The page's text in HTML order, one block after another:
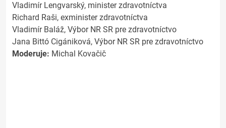
Vladimír Lengvarský, minister zdravotníctva
Richard Raši, exminister zdravotníctva
Vladimír Baláž, Výbor NR SR pre zdravotníctvo
Jana Bittó Cigániková, Výbor NR SR pre zdravotníctvo
Moderuje: Michal Kovačič